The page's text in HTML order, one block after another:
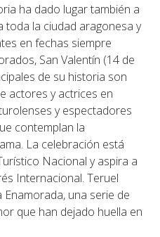
ha dado lugar también a
toda la ciudad aragonesa y
en fechas siempre
San Valentín (14 de
de su historia son
actores y actrices en
y espectadores
contemplan la
La celebración está
Nacional y aspira a
Internacional. Teruel
una serie de
que han dejado huella en